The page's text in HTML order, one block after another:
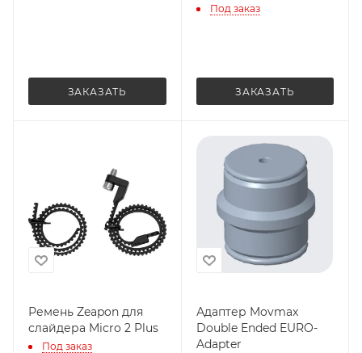
ЗАКАЗАТЬ
Под заказ
ЗАКАЗАТЬ
Ремень Zeapon для
слайдера Micro 2 Plus
Под заказ
Адаптер Movmax
Double Ended EURO-
Adapter